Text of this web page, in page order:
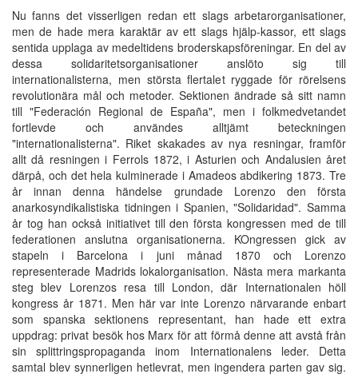
Nu fanns det visserligen redan ett slags arbetarorganisationer,
men de hade mera karaktär av ett slags hjälp-kassor, ett slags
sentida upplaga av medeltidens broderskapsföreningar. En del av
dessa solidaritetsorganisationer anslöto sig till
internationalisterna, men största flertalet ryggade för rörelsens
revolutionära mål och metoder. Sektionen ändrade så sitt namn
till "Federación Regional de España", men i folkmedvetandet
fortlevde och användes alltjämt beteckningen
"internationalisterna". Riket skakades av nya resningar, framför
allt då resningen i Ferrols 1872, i Asturien och Andalusien året
därpå, och det hela kulminerade i Amadeos abdikering 1873. Tre
år innan denna händelse grundade Lorenzo den första
anarkosyndikalistiska tidningen i Spanien, "Solidaridad". Samma
år tog han också initiativet till den första kongressen med de till
federationen anslutna organisationerna. KOngressen gick av
stapeln i Barcelona i juni månad 1870 och Lorenzo
representerade Madrids lokalorganisation. Nästa mera markanta
steg blev Lorenzos resa till London, där Internationalen höll
kongress år 1871. Men här var inte Lorenzo närvarande enbart
som spanska sektionens representant, han hade ett extra
uppdrag: privat besök hos Marx för att förmå denne att avstå från
sin splittringspropaganda inom Internationalens leder. Detta
samtal blev synnerligen hetlevrat, men ingendera parten gav sig.